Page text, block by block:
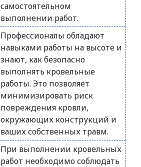
самостоятельном
выполнении работ.
Профессионалы обладают
навыками работы на высоте и
знают, как безопасно
выполнять кровельные
работы. Это позволяет
минимизировать риск
повреждения кровли,
окружающих конструкций и
ваших собственных травм.
При выполнении кровельных
работ необходимо соблюдать